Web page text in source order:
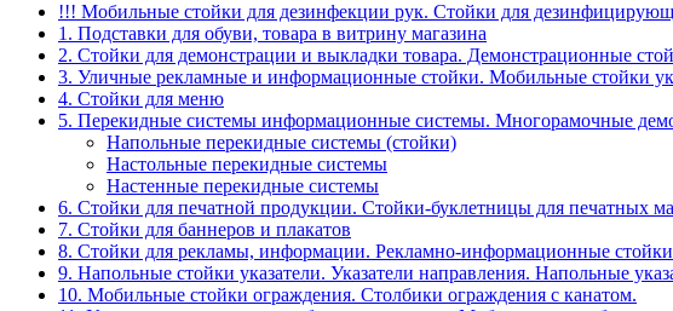
!!! Мобильные стойки для дезинфекции рук. Стойки для
1. Подставки для обуви, товара в витрину магазина
2. Стойки для демонстрации и выкладки товара. Демонстрационные
3. Уличные рекламные и информационные стойки. Мобильные стойки
4. Стойки для меню
5. Перекидные системы информационные системы. Многорамочные
Напольные перекидные системы (стойки)
Настольные перекидные системы
Настенные перекидные системы
6. Стойки для печатной продукции. Стойки-буклетницы для печатных
7. Стойки для баннеров и плакатов
8. Стойки для рекламы, информации. Рекламно-информационные
9. Напольные стойки указатели. Указатели направления. Напольные
10. Мобильные стойки ограждения. Столбики ограждения с канатом.